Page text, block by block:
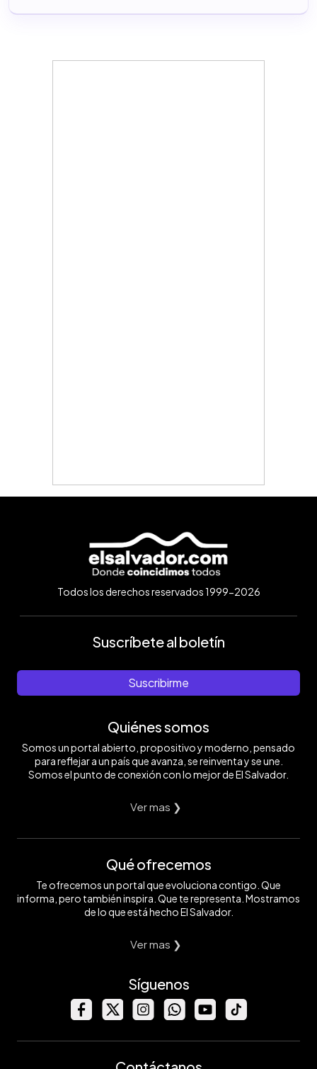
Todos los derechos reservados 1999-2026
Suscríbete al boletín
Suscribirme
Quiénes somos
Somos un portal abierto, propositivo y moderno, pensado
para reflejar a un país que avanza, se reinventa y se une.
Somos el punto de conexión con lo mejor de El Salvador.
Ver mas ❯
Qué ofrecemos
Te ofrecemos un portal que evoluciona contigo. Que
informa, pero también inspira. Que te representa. Mostramos
de lo que está hecho El Salvador.
Ver mas ❯
Síguenos